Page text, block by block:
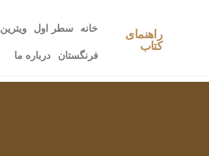
راهنمای
کتاب
خانه سطر اول ویترین
فرنگستان درباره ما